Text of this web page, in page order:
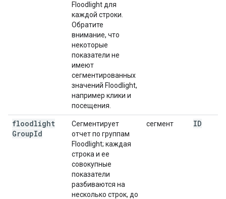
Floodlight для
каждой строки.
Обратите
внимание, что
некоторые
показатели не
имеют
сегментированных
значений Floodlight,
например клики и
посещения.
floodlight
GroupId
Сегментирует
отчет по группам
Floodlight; каждая
строка и ее
совокупные
показатели
разбиваются на
несколько строк, до
сегмент ID